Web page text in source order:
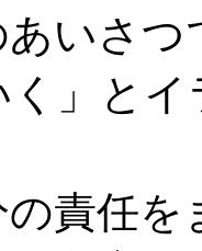
いさ
く」と
責任を